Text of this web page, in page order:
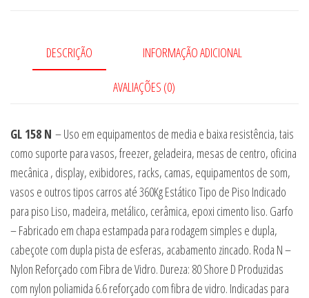
DESCRIÇÃO INFORMAÇÃO ADICIONAL
AVALIAÇÕES (0)
GL 158 N – Uso em equipamentos de media e baixa resistência, tais
como suporte para vasos, freezer, geladeira, mesas de centro, oficina
mecânica , display, exibidores, racks, camas, equipamentos de som,
vasos e outros tipos carros até 360Kg Estático Tipo de Piso Indicado
para piso Liso, madeira, metálico, cerâmica, epoxi cimento liso. Garfo
– Fabricado em chapa estampada para rodagem simples e dupla,
cabeçote com dupla pista de esferas, acabamento zincado. Roda N –
Nylon Reforçado com Fibra de Vidro. Dureza: 80 Shore D Produzidas
com nylon poliamida 6.6 reforçado com fibra de vidro. Indicadas para